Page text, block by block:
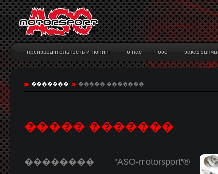
производительность и тюнинг
технический тюнинг
о нас
наша станция
ooo заказ
������� ����� �������
����� �������
�������� "ASO-motorsport"®